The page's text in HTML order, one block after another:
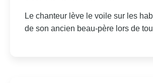
Le chanteur lève le voile sur les
de son ancien beau-père lors de